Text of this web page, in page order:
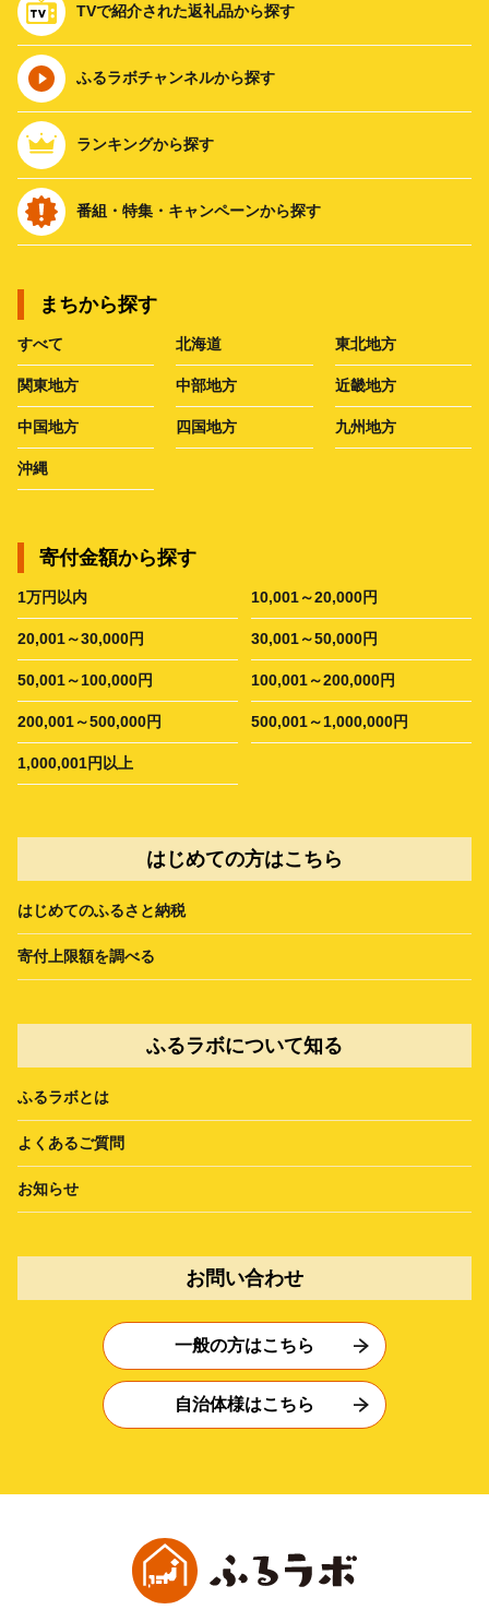
TVで紹介された返礼品から探す
ふるラボチャンネルから探す
ランキングから探す
番組・特集・キャンペーンから探す
まちから探す
すべて 北海道 東北地方
関東地方 中部地方 近畿地方
中国地方 四国地方 九州地方
沖縄
寄付金額から探す
1万円以内 10,001～20,000円
20,001～30,000円 30,001～50,000円
50,001～100,000円 100,001～200,000円
200,001～500,000円 500,001～1,000,000円
1,000,001円以上
はじめての方はこちら
はじめてのふるさと納税
寄付上限額を調べる
ふるラボについて知る
ふるラボとは
よくあるご質問
お知らせ
お問い合わせ
一般の方はこちら
自治体様はこちら